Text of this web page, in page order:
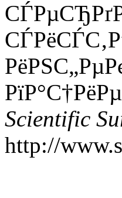
Scientific
http://